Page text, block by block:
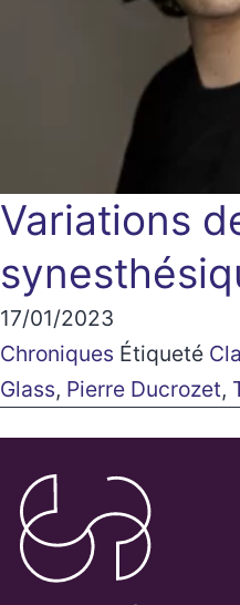
Variations
17/01/2023
Chroniques Étiqueté
Glass, Pierre Ducrozet,